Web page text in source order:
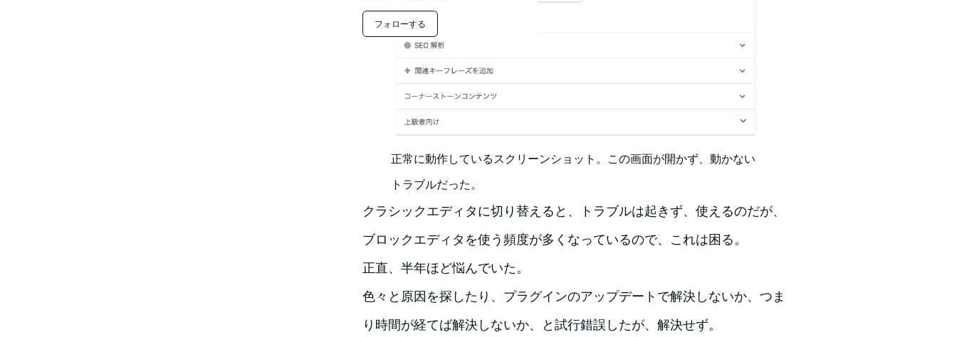
フォローする
正常に動作しているスクリーンショット。この画面が開かず、動かない
トラブルだった。
クラシックエディタに切り替えると、トラブルは起きず、使えるのだが、
ブロックエディタを使う頻度が多くなっているので、これは困る。
正直、半年ほど悩んでいた。
色々と原因を探したり、プラグインのアップデートで解決しないか、つま
り時間が経てば解決しないか、と試行錯誤したが、解決せず。